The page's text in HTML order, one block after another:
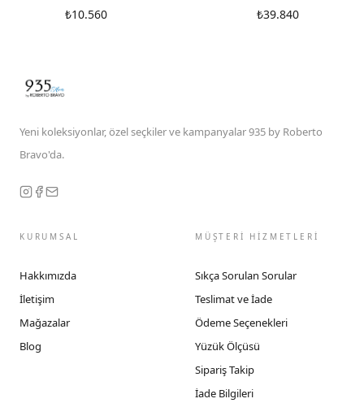
₺10.560 ₺39.840
Yeni koleksiyonlar, özel seçkiler ve kampanyalar 935 by Roberto
Bravo'da.
KURUMSAL
Hakkımızda
İletişim
Mağazalar
Blog
MÜŞTERİ HİZMETLERİ
Sıkça Sorulan Sorular
Teslimat ve İade
Ödeme Seçenekleri
Yüzük Ölçüsü
Sipariş Takip
İade Bilgileri